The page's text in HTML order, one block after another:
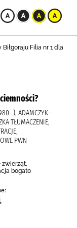
Filia nr 1 dla
), ADAMCZYK-
TŁUMACZENIE,
PWN
zwierząt,
bogato